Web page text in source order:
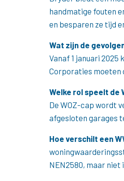
handmatige fouten
en besparen ze tijd
Wat zijn de
Vanaf 1 januari
Corporaties moeten
Welke rol speelt de
De WOZ-cap wordt
afgesloten garages
Hoe verschilt een
NEN2580, maar